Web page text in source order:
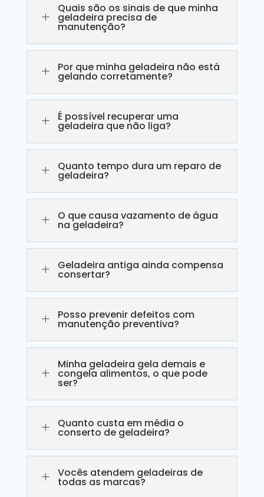
L
Quais são os sinais de que minha
geladeira precisa de
manutenção?
L Por que minha geladeira não está
gelando corretamente?
L É possível recuperar uma
geladeira que não liga?
L Quanto tempo dura um reparo de
geladeira?
L O que causa vazamento de água
na geladeira?
L Geladeira antiga ainda compensa
consertar?
L Posso prevenir defeitos com
manutenção preventiva?
L
Minha geladeira gela demais e
congela alimentos, o que pode
ser?
L Quanto custa em média o
conserto de geladeira?
L Vocês atendem geladeiras de
todas as marcas?